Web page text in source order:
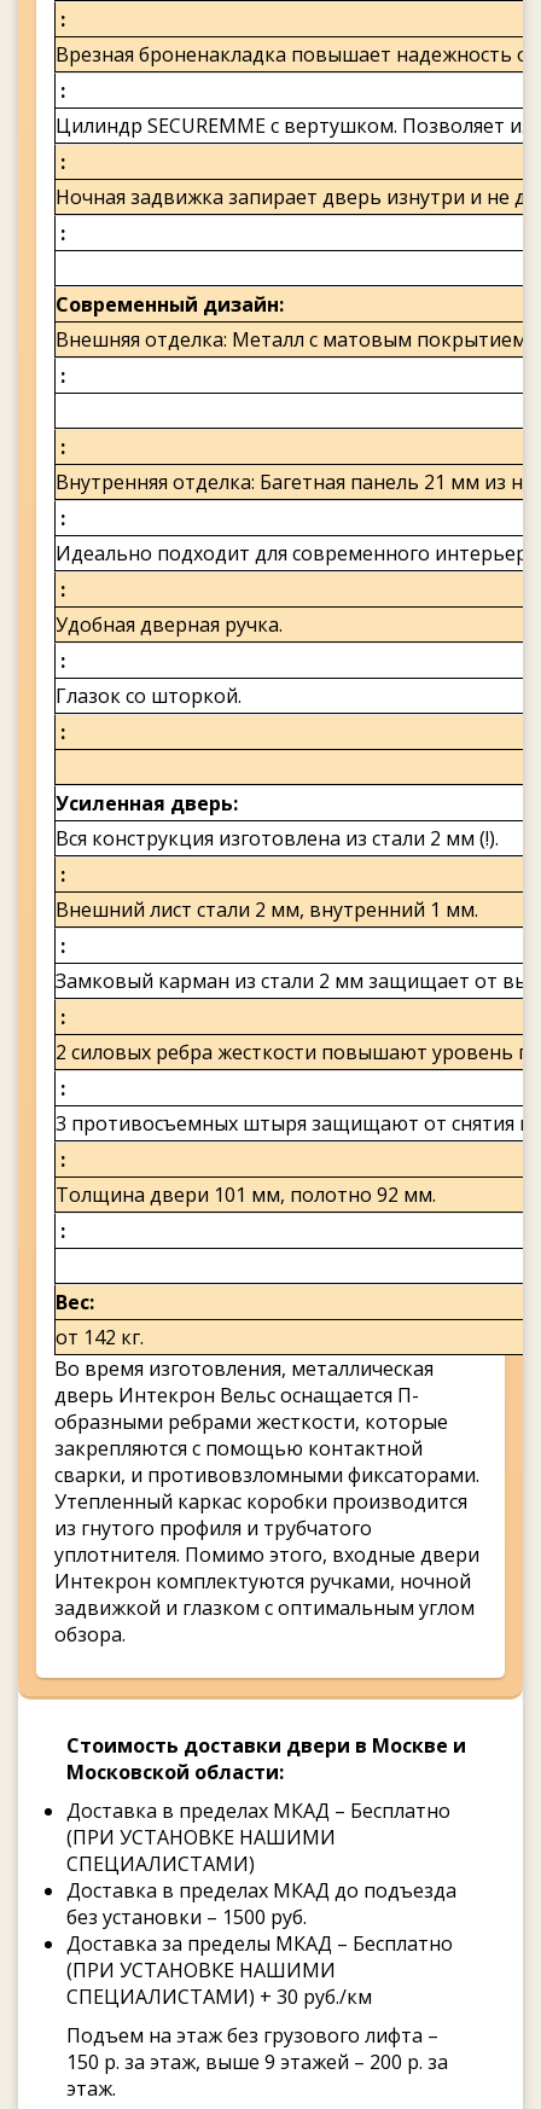
Врезная броненакладка повышает надежность
Цилиндр SECUREMME с вертушком. Позволяет
Ночная задвижка запирает дверь изнутри и не
Современный дизайн
Внешняя отделка: Металл с матовым
Внутренняя отделка: Багетная панель 21 мм из
Идеально подходит для современного интерьера.
Удобная дверная ручка.
Глазок со шторкой.
Усиленная дверь
Вся конструкция изготовлена из стали 2 мм (!).
Внешний лист стали 2 мм, внутренний 1 мм.
Замковый карман из стали 2 мм защищает от
2 силовых ребра жесткости повышают уровень
3 противосъемных штыря защищают от снятия
Толщина двери 101 мм, полотно 92 мм.
Вес
от 142 кг.
Во время изготовления, металлическая
дверь Интекрон Вельс оснащается П-
образными ребрами жесткости, которые
закрепляются с помощью контактной
сварки, и противовзломными фиксаторами.
Утепленный каркас коробки производится
из гнутого профиля и трубчатого
уплотнителя. Помимо этого, входные двери
Интекрон комплектуются ручками, ночной
задвижкой и глазком с оптимальным углом
обзора.
Стоимость доставки двери в Москве и
Московской области:
Доставка в пределах МКАД – Бесплатно
(ПРИ УСТАНОВКЕ НАШИМИ
СПЕЦИАЛИСТАМИ)
Доставка в пределах МКАД до подъезда
без установки – 1500 руб.
Доставка за пределы МКАД – Бесплатно
(ПРИ УСТАНОВКЕ НАШИМИ
СПЕЦИАЛИСТАМИ) + 30 руб./км
Подъем на этаж без грузового лифта –
150 р. за этаж, выше 9 этажей – 200 р. за
этаж.